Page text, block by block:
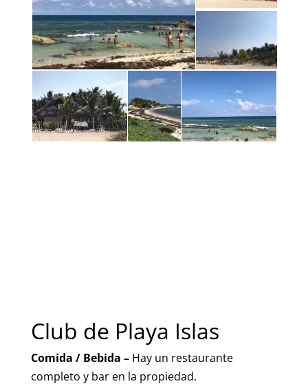
Club de Playa Islas
Comida / Bebida –Hay un restaurante
completo y bar en la propiedad.